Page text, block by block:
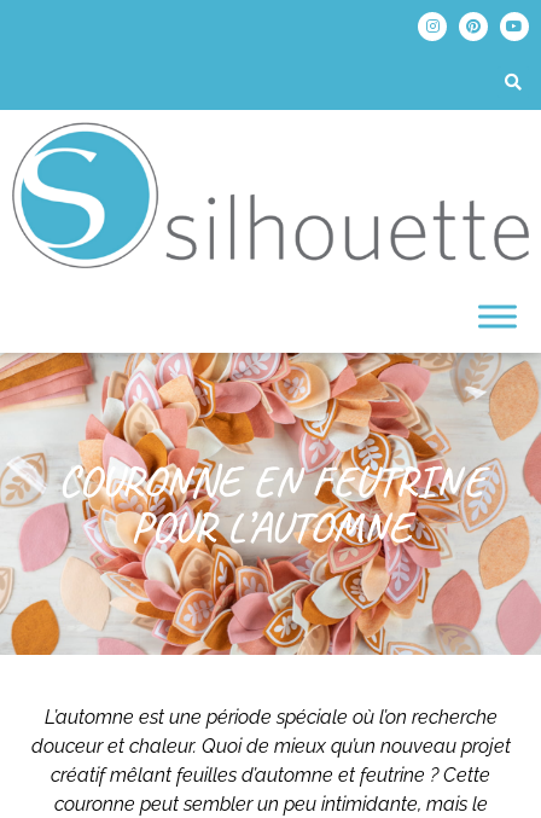
COURONNE EN FEUTRINE
POUR L’AUTOMNE
L’automne est une période spéciale où l’on recherche
douceur et chaleur. Quoi de mieux qu’un nouveau projet
créatif mêlant feuilles d’automne et feutrine ? Cette
couronne peut sembler un peu intimidante, mais le